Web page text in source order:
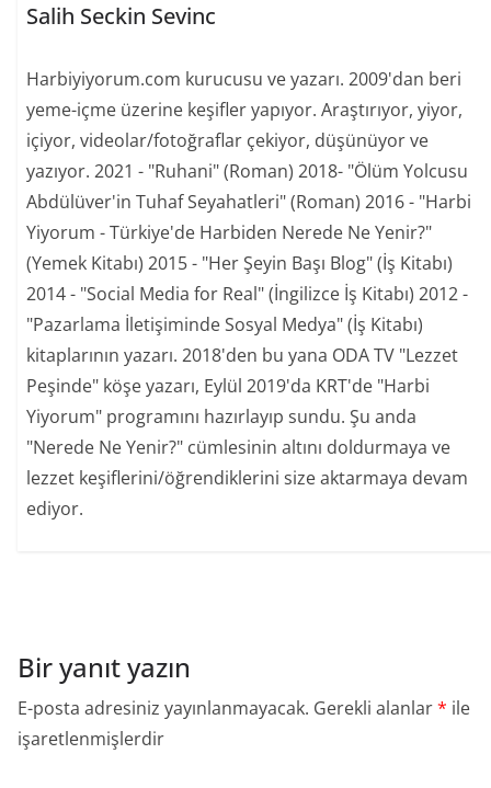
Salih Seckin Sevinc
Harbiyiyorum.com kurucusu ve yazarı. 2009'dan beri
yeme-içme üzerine keşifler yapıyor. Araştırıyor, yiyor,
içiyor, videolar/fotoğraflar çekiyor, düşünüyor ve
yazıyor. 2021 - "Ruhani" (Roman) 2018- "Ölüm Yolcusu
Abdülüver'in Tuhaf Seyahatleri" (Roman) 2016 - "Harbi
Yiyorum - Türkiye'de Harbiden Nerede Ne Yenir?"
(Yemek Kitabı) 2015 - "Her Şeyin Başı Blog" (İş Kitabı)
2014 - "Social Media for Real" (İngilizce İş Kitabı) 2012 -
"Pazarlama İletişiminde Sosyal Medya" (İş Kitabı)
kitaplarının yazarı. 2018'den bu yana ODA TV "Lezzet
Peşinde" köşe yazarı, Eylül 2019'da KRT'de "Harbi
Yiyorum" programını hazırlayıp sundu. Şu anda
"Nerede Ne Yenir?" cümlesinin altını doldurmaya ve
lezzet keşiflerini/öğrendiklerini size aktarmaya devam
ediyor.
Bir yanıt yazın
E-posta adresiniz yayınlanmayacak. Gerekli alanlar* ile
işaretlenmişlerdir